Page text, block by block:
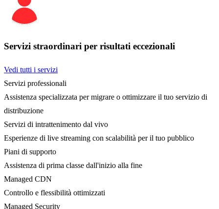
Servizi straordinari per risultati eccezionali
Vedi tutti i servizi
Servizi professionali
Assistenza specializzata per migrare o ottimizzare il tuo servizio di
distribuzione
Servizi di intrattenimento dal vivo
Esperienze di live streaming con scalabilità per il tuo pubblico
Piani di supporto
Assistenza di prima classe dall'inizio alla fine
Managed CDN
Controllo e flessibilità ottimizzati
Managed Security